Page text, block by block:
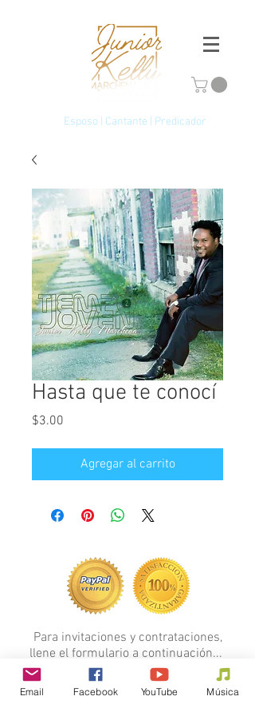
Esposo | Cantante | Predicador
Hasta que te conocí
$3.00
Agregar al carrito
Para invitaciones y contrataciones,
llene el formulario a continuación...
FORMULARIO
Email Facebook YouTube Música